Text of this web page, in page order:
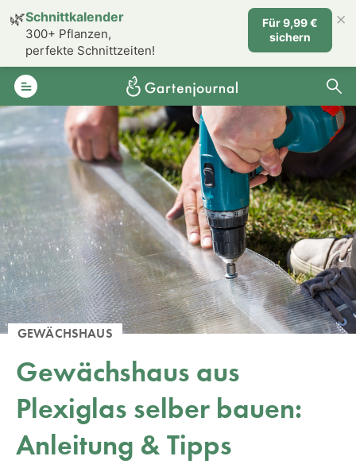
GEWÄCHSHAUS
Gewächshaus aus
Plexiglas selber bauen:
Anleitung & Tipps
🌿Schnittkalender
300+ Pflanzen,
perfekte Schnittzeiten!
Für 9,99 €
sichern
×